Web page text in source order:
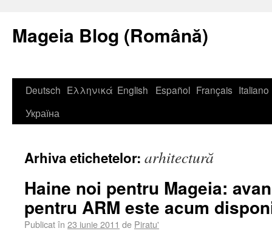
Mageia Blog (Română)
Deutsch Ελληνικά English Español Français Italiano
Україна
Arhiva etichetelor: arhitectură
Haine noi pentru Mageia:
pentru ARM este acum
Publicat în 23 iunie 2011 de Piratu'